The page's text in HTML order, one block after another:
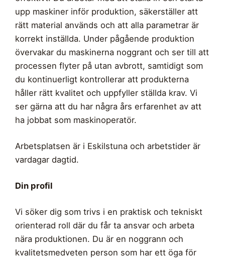
upp maskiner inför produktion, säkerställer att
rätt material används och att alla parametrar är
korrekt inställda. Under pågående produktion
övervakar du maskinerna noggrant och ser till att
processen flyter på utan avbrott, samtidigt som
du kontinuerligt kontrollerar att produkterna
håller rätt kvalitet och uppfyller ställda krav. Vi
ser gärna att du har några års erfarenhet av att
ha jobbat som maskinoperatör.
Arbetsplatsen är i Eskilstuna och arbetstider är
vardagar dagtid.
Din profil
Vi söker dig som trivs i en praktisk och tekniskt
orienterad roll där du får ta ansvar och arbeta
nära produktionen. Du är en noggrann och
kvalitetsmedveten person som har ett öga för